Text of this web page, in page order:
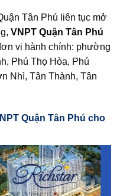
Tân Phú liên tục mở
VNPT Quận Tân Phú
vị hành chính: phường
Phú Thọ Hòa, Phú
Nhì, Tân Thành, Tân
Quận Tân Phú cho